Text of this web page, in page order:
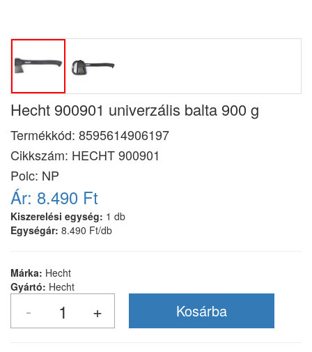
Hecht 900901 univerzális balta 900 g
Termékkód: 8595614906197
Cikkszám: HECHT 900901
Polc: NP
Ár: 8.490 Ft
Kiszerelési egység: 1 db
Egységár: 8.490 Ft/db
Márka: Hecht
Gyártó: Hecht